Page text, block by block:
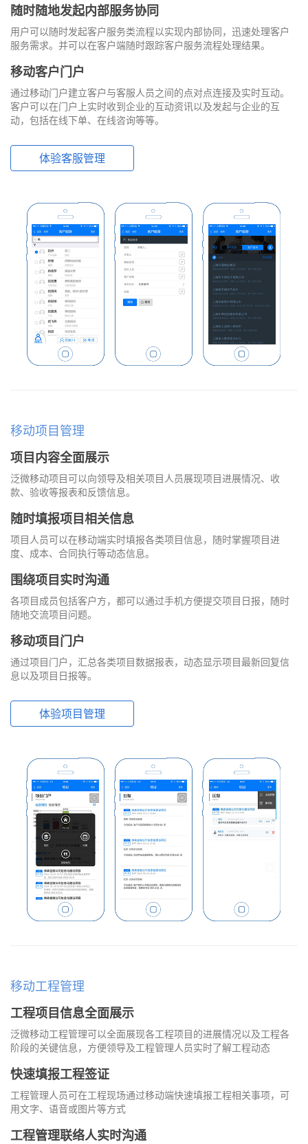
随时随地发起内部服务协同
用户可以随时发起客户服务类流程以实现内部协同，迅速处理客户
服务需求。并可以在客户端随时跟踪客户服务流程处理结果。
移动客户门户
通过移动门户建立客户与客服人员之间的点对点连接及实时互动。
客户可以在门户上实时收到企业的互动资讯以及发起与企业的互
动，包括在线下单、在线咨询等等。
体验客服管理
移动项目管理
项目内容全面展示
泛微移动项目可以向领导及相关项目人员展现项目进展情况、收
款、验收等报表和反馈信息。
随时填报项目相关信息
项目人员可以在移动端实时填报各类项目信息，随时掌握项目进
度、成本、合同执行等动态信息。
围绕项目实时沟通
各项目成员包括客户方，都可以通过手机方便提交项目日报，随时
随地交流项目问题。
移动项目门户
通过项目门户，汇总各类项目数据报表，动态显示项目最新回复信
息以及项目日报等。
体验项目管理
移动工程管理
工程项目信息全面展示
泛微移动工程管理可以全面展现各工程项目的进展情况以及工程各
阶段的关键信息，方便领导及工程管理人员实时了解工程动态
快速填报工程签证
工程管理人员可在工程现场通过移动端快速填报工程相关事项，可
用文字、语音或图片等方式
工程管理联络人实时沟通